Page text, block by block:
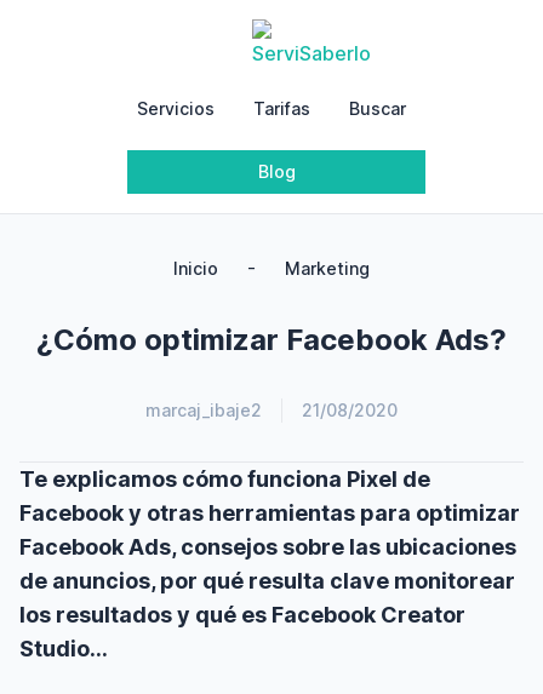
Servicios Tarifas Buscar
Blog
Inicio - Marketing
¿Cómo optimizar Facebook Ads?
marcaj_ibaje2 21/08/2020
Te explicamos cómo funciona Pixel de
Facebook y otras herramientas para optimizar
Facebook Ads, consejos sobre las ubicaciones
de anuncios, por qué resulta clave monitorear
los resultados y qué es Facebook Creator
Studio…